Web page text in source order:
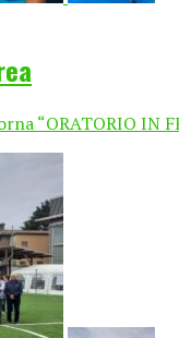
“ORATORIO IN